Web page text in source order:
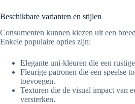
Beschikbare varianten en stijlen
Consumenten kunnen kiezen uit een
Enkele populaire opties zijn:
Elegante uni-kleuren die een
Fleurige patronen die een speelse
toevoegen.
Texturen die de visual impact van
versterken.